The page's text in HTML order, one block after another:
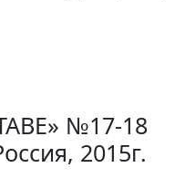
№17-18
2015г.